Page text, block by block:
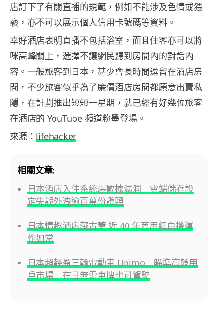
店訂下了有關直播的規範，例如不能涉及色情或猥
褻，亦不可以展示個人信用卡號碼等資料。
幸好酒店表明直播不包括浴室，而且住客亦可以將
咪高峰關上，選擇不讓網民聽到房間內的對話內
容。一般旅客到日本，甚少會長時間逗留在酒店房
間，不少旅客似乎為了廉價酒店房間都願意出賣私
隱，在計劃推出短短一星期，就已經有好幾位旅客
在酒店的 YouTube 頻道粉墨登場。
來源： lifehacker
相關文章:
日本酒店入住系統爆數據漏洞 雲端儲存設
定失誤外洩逾百萬份護照
日本情趣酒店藏古董 近 40 年商用紅白機運
作如常
日本超輕盈三輪電動車 Unimo 瞄準高齡用
戶市場 在日無需車牌也可駕駛